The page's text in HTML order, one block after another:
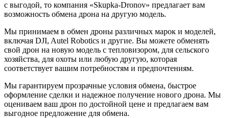
с выгодой, то компания «Skupka-Dronov» предлагает вам
возможность обмена дрона на другую модель.
Мы принимаем в обмен дроны различных марок и моделей,
включая DJI, Autel Robotics и другие. Вы можете обменять
свой дрон на новую модель с тепловизором, для сельского
хозяйства, для охоты или любую другую, которая
соответствует вашим потребностям и предпочтениям.
Мы гарантируем прозрачные условия обмена, быстрое
оформление сделки и надежное получение нового дрона. Мы
оцениваем ваш дрон по достойной цене и предлагаем вам
выгодное предложение для обмена.